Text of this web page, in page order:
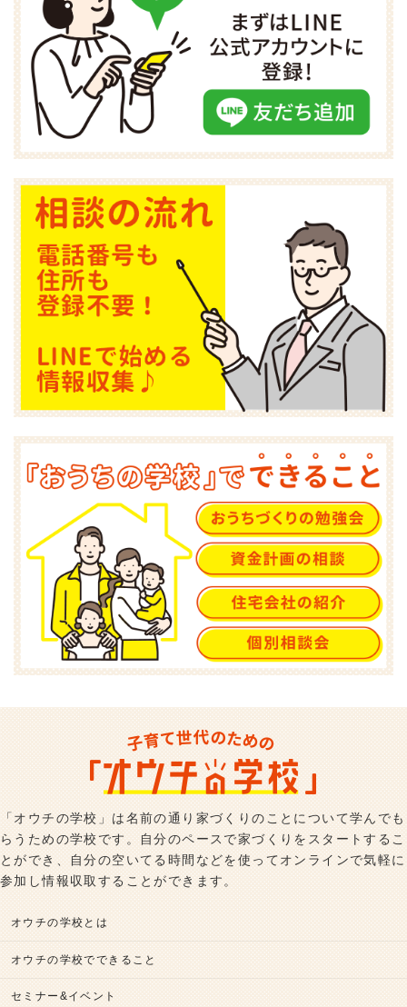
「オウチの学校」は名前の通り家づくりのことについて学んでも
らうための学校です。自分のペースで家づくりをスタートするこ
とができ、自分の空いてる時間などを使ってオンラインで気軽に
参加し情報収取することができます。
オウチの学校とは
オウチの学校でできること
セミナー&イベント